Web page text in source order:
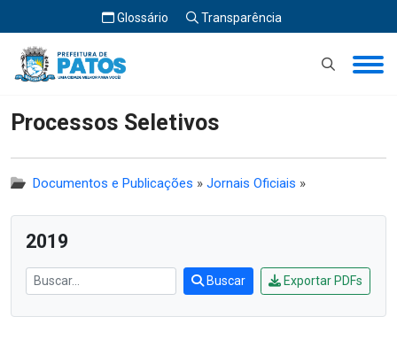
Glossário Transparência
Início Processos Seletivos
Processos Seletivos
Documentos e Publicações » Jornais Oficiais »
2019
Buscar Exportar PDFs